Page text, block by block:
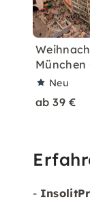
München
Neu
ab 39 €
-